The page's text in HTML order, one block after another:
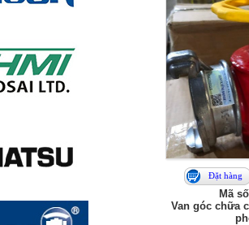
Đặt hàng
Mã
Van góc chữa